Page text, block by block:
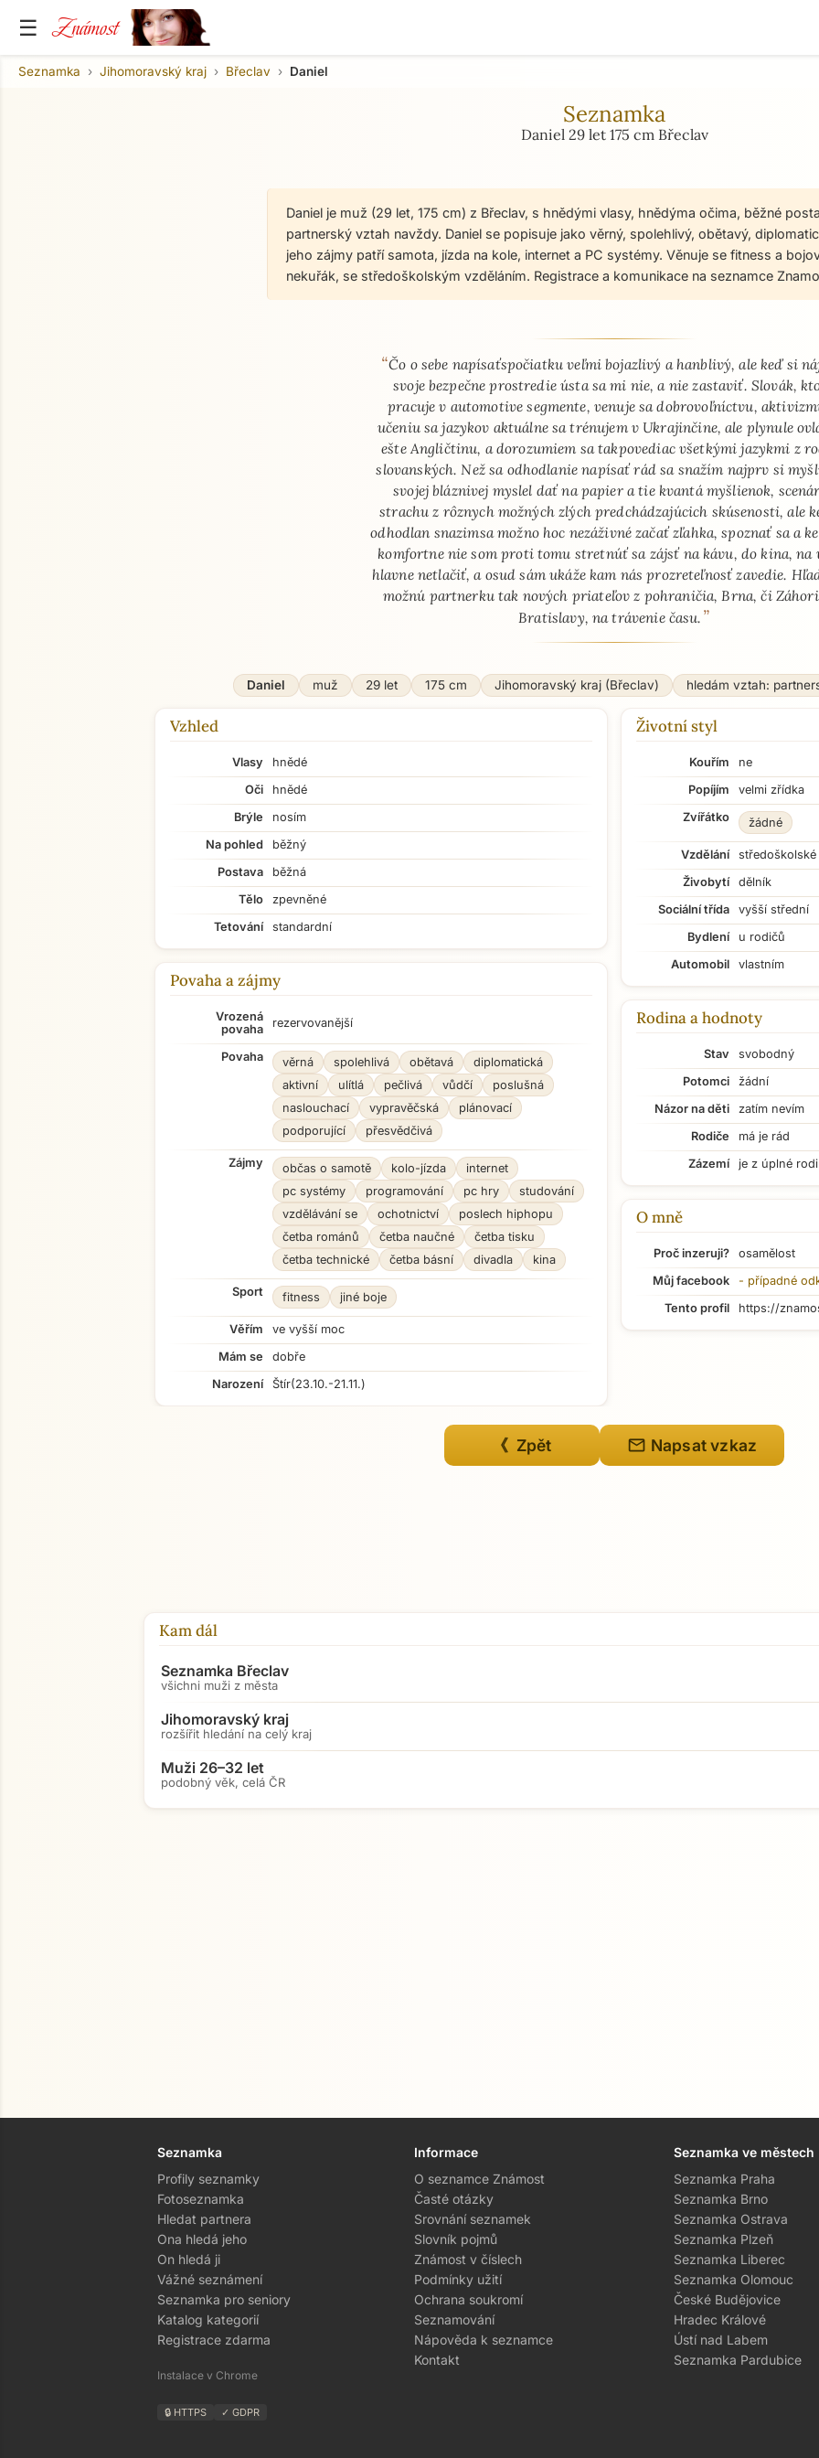
Přejít na hlavní obsah
☰ Známost
Seznamka Jihomoravský kraj Břeclav Daniel
Seznamka
Daniel 29 let 175 cm Břeclav
Daniel je muž (29 let, 175 cm) z Břeclav, s hnědými vlasy, hnědýma očima, běžné
partnerský vztah navždy. Daniel se popisuje jako věrný, spolehlivý, obětavý,
jeho zájmy patří samota, jízda na kole, internet a PC systémy. Věnuje se fitness a
nekuřák, se středoškolským vzděláním. Registrace a komunikace na seznamce
O mně - seznamka profil
“Čo o sebe napísaťspočiatku veľmi bojazlivý a hanblivý, ale keď si
svoje bezpečne prostredie ústa sa mi nie, a nie zastaviť. Slovák,
pracuje v automotive segmente, venuje sa dobrovoľníctvu,
učeniu sa jazykov aktuálne sa trénujem v Ukrajinčine, ale plynule
ešte Angličtinu, a dorozumiem sa takpovediac všetkými jazykmi z
slovanských. Než sa odhodlanie napísať rád sa snažím najprv si
svojej bláznivej myslel dať na papier a tie kvantá myšlienok,
strachu z rôznych možných zlých predchádzajúcich skúsenosti, ale
odhodlan snazimsa možno hoc nezáživné začať zľahka, spoznať sa a
komfortne nie som proti tomu stretnúť sa zájsť na kávu, do kina, na
hlavne netlačiť, a osud sám ukáže kam nás prozreteľnosť zavedie.
možnú partnerku tak nových priateľov z pohraničia, Brna, či
Bratislavy, na trávenie času. ”
Daniel muž 29 let 175 cm Jihomoravský kraj (Břeclav) hledám vztah:
Vzhled
Vlasy
hnědé
Oči
hnědé
Brýle
nosím
Na pohled
běžný
Postava
běžná
Tělo
zpevněné
Tetování
standardní
Povaha a zájmy
Vrozená
povaha
rezervovanější
Povaha věrná spolehlivá obětavá
diplomatická
aktivní
ulítlá pečlivá vůdčí
poslušná
naslouchací
vypravěčská
plánovací
podporující
přesvědčivá
Zájmy občas o samotě kolo-jízda
internet
pc systémy
programování pc hry
studování
vzdělávání se
ochotnictví
poslech hiphopu
četba románů
četba naučné
četba tisku
četba technické
četba básní divadla kina
Sport fitness jiné boje
Věřím
ve vyšší moc
Mám se
dobře
Narození
Štír(23.10.-21.11.)
Životní styl
Kouřím
ne
Popíjím
velmi zřídka
Zvířátko
žádné
Vzdělání
středoškolské
Živobytí
dělník
Sociální třída
vyšší střední
Bydlení
u rodičů
Automobil
vlastním
Rodina a hodnoty
Stav
svobodný
Potomci
žádní
Názor na děti
zatím nevím
Rodiče
má je rád
Zázemí
je z úplné
O mně
Proč inzeruji?
osamělost
Můj facebook
- případné
Tento profil
https://
《 Zpět mail Napsat vzkaz
Kam dál
Seznamka Břeclav
všichni muži z města
Jihomoravský kraj
rozšířit hledání na celý kraj
Muži 26–32 let
podobný věk, celá ČR
Seznamka
Profily seznamky
Fotoseznamka
Hledat partnera
Ona hledá jeho
On hledá ji
Vážné seznámení
Seznamka pro seniory
Katalog kategorií
Registrace zdarma
Instalace v Chrome
🔒 HTTPS ✓ GDPR
Informace
O seznamce Známost
Časté otázky
Srovnání seznamek
Slovník pojmů
Známost v číslech
Podmínky užití
Ochrana soukromí
Seznamování
Nápověda k seznamce
Kontakt
Seznamka ve městech
Seznamka Praha
Seznamka Brno
Seznamka Ostrava
Seznamka Plzeň
Seznamka Liberec
Seznamka Olomouc
České Budějovice
Hradec Králové
Ústí nad Labem
Seznamka Pardubice